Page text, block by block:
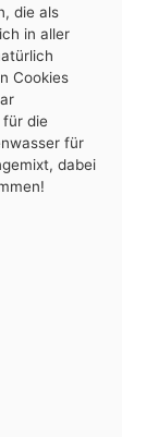
die als
in aller
Cookies
die
für
dabei